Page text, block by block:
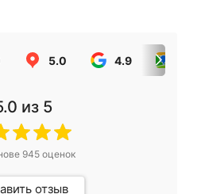
5.0 4.9
из 5
945оценок
отзыв